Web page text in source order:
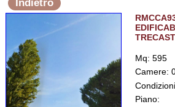
Indietro
Mq: 595
Camere:
Piano: